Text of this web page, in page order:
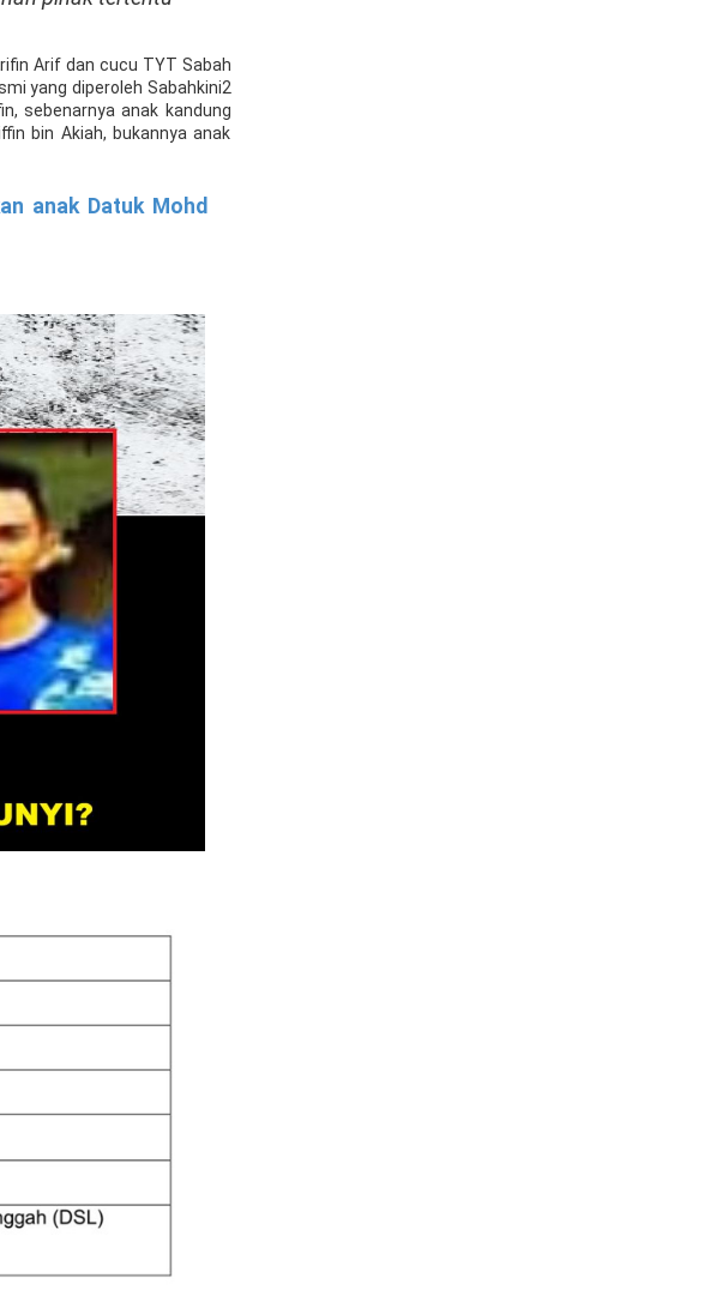
Arif dan cucu TYT Sabah
yang diperoleh Sabahkini2
sebenarnya anak kandung
bin Akiah, bukannya anak
anak Datuk Mohd